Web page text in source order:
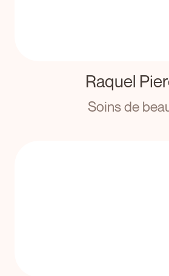
Raquel
Soins de